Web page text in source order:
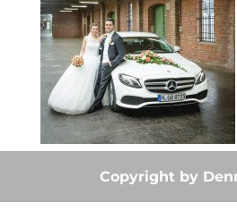
Copyright by